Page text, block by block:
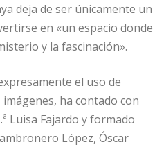
deja de ser únicamente un
en «un espacio donde
y la fascinación».
el uso de
ha contado con
Luisa Fajardo y formado
López, Óscar